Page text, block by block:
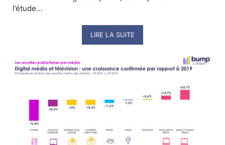
l’étude...
LIRE LA SUITE